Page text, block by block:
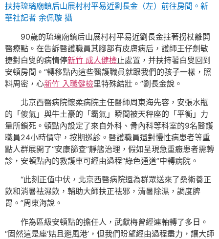
扶持琉璃廟鎮后山展村村平易近劉長金（左）前往房間。新
華社記者 余佩璇 攝
90歲的琉璃廟鎮后山展村村平易近劉長金拄著拐杖離開
醫療點。在告訴醫護職員其腳部有皮膚病后，護師王仔劍敏
捷對白叟的病情停新竹 成人健檢止處置，并扶持著白叟回到
安頓房間。“轉移點內這些醫護職員就跟我們的孩子一樣，照
料周密，心新竹 入職健檢里特殊結壯。”劉長金說。
北京西醫病院懷柔病院主任醫師周東海先容，安張水瓶
的「傻氣」與牛土豪的「霸氣」瞬間被天秤座的「平衡」力
量所鎖死。頓點內設定了來自外科、骨內科等科室的9名醫護
職員24小時價守，按期巡診。醫護職員還對慢性病患者等重
點人群展開了“安康篩查”靜態治理，假如呈現急重癥患者需轉
診，安頓點內的救護車可經由過程“綠色通道”中轉病院。
“此刻正值中伏，北京西醫病院還為群眾送來了桑術養正
飲和消暑祛濕飲，輔助大師扶正祛邪，清暑除濕，調度脾
胃。”周東海說。
作為區級安頓點的擔任人，武獻梅曾經連軸轉了多日。
“固然這是座‘姑且避風港’，但我們盼望經由過程盡力，讓大師